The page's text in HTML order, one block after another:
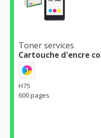
Toner services
Cartouche d'encre
1
H75
600 pages